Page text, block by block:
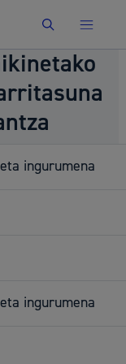
Bilatu
ingurumena
ingurumena